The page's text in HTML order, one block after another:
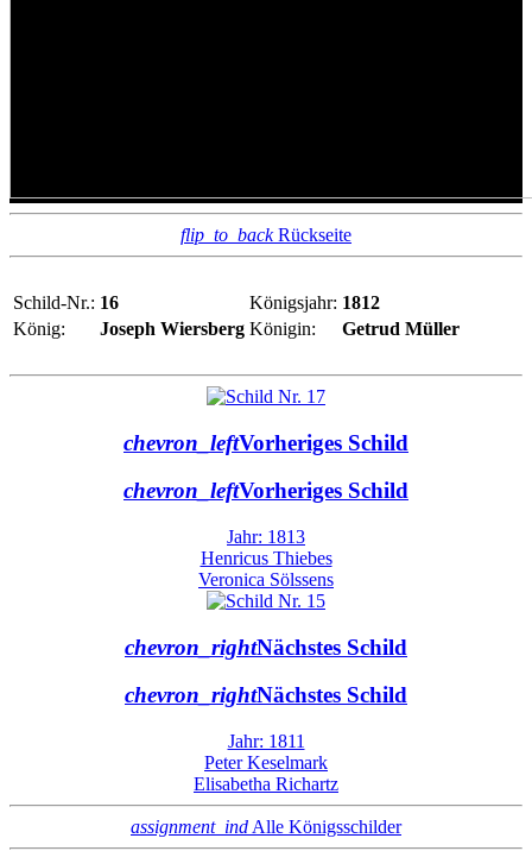
flip_to_backRückseite
Schild-Nr.: 16 Königsjahr: 1812
König:
Joseph Wiersberg Königin: Getrud Müller
chevron_leftVorheriges Schild
chevron_leftVorheriges Schild
Jahr: 1813
Henricus Thiebes
Veronica Sölssens
chevron_rightNächstes Schild
chevron_rightNächstes Schild
Jahr: 1811
Peter Keselmark
Elisabetha Richartz
assignment_ind Alle Königsschilder